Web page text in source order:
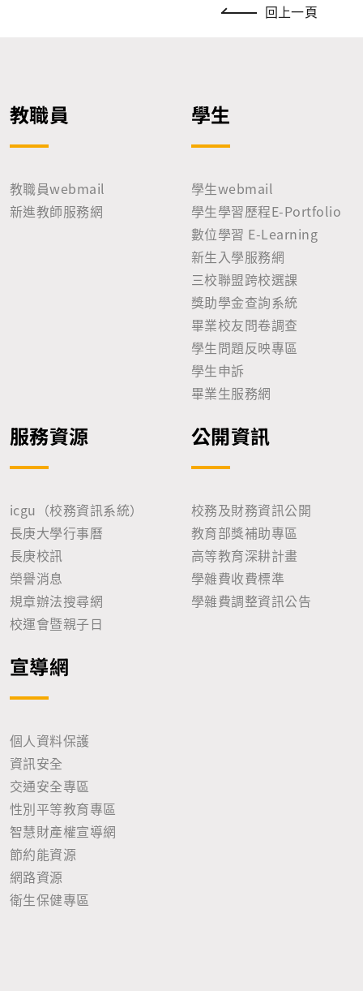
回上一頁
教職員
教職員webmail
新進教師服務網
學生
學生webmail
學生學習歷程E-Portfolio
數位學習 E-Learning
新生入學服務網
三校聯盟跨校選課
獎助學金查詢系統
畢業校友問卷調查
學生問題反映專區
學生申訴
畢業生服務網
服務資源
icgu（校務資訊系統）
長庚大學行事曆
長庚校訊
榮譽消息
規章辦法搜尋網
校運會暨親子日
公開資訊
校務及財務資訊公開
教育部獎補助專區
高等教育深耕計畫
學雜費收費標準
學雜費調整資訊公告
宣導網
個人資料保護
資訊安全
交通安全專區
性別平等教育專區
智慧財產權宣導網
節約能資源
網路資源
衛生保健專區